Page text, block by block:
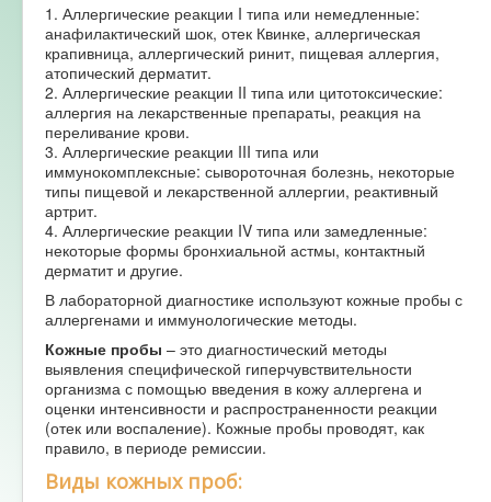
1. Аллергические реакции I типа или немедленные:
анафилактический шок, отек Квинке, аллергическая
крапивница, аллергический ринит, пищевая аллергия,
атопический дерматит.
2. Аллергические реакции II типа или цитотоксические:
аллергия на лекарственные препараты, реакция на
переливание крови.
3. Аллергические реакции III типа или
иммунокомплексные: сывороточная болезнь, некоторые
типы пищевой и лекарственной аллергии, реактивный
артрит.
4. Аллергические реакции IV типа или замедленные:
некоторые формы бронхиальной астмы, контактный
дерматит и другие.
В лабораторной диагностике используют кожные пробы с
аллергенами и иммунологические методы.
Кожные пробы – это диагностический методы
выявления специфической гиперчувствительности
организма с помощью введения в кожу аллергена и
оценки интенсивности и распространенности реакции
(отек или воспаление). Кожные пробы проводят, как
правило, в периоде ремиссии.
Виды кожных проб: